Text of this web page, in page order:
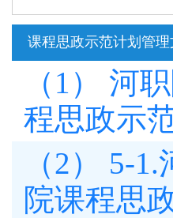
课程思政示范计划管理
（1） 河
程思政示
（2） 5-
院课程思